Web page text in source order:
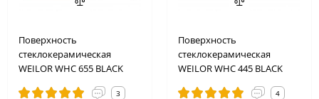
Поверхность
стеклокерамическая
WEILOR WHC 655 BLACK
3
Поверхность
стеклокерамическая
WEILOR WHC 445 BLACK
4